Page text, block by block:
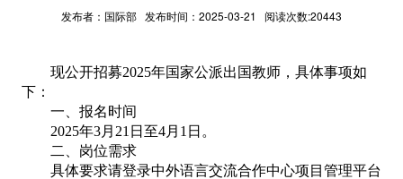
发布者：国际部 发布时间：2025-03-21 阅读次数:20443
现公开招募2025年国家公派出国教师，具体事项如
下：
一、 报名时间
2025年3月21 日至4月 1 日。
二、岗位需求
具体要求请登录中外语言交流合作中心项目管理平台